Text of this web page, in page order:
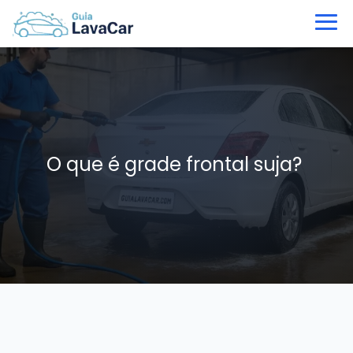
O que é grade frontal suja?